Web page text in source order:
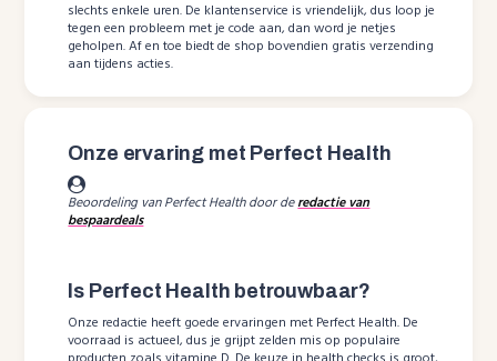
slechts enkele uren. De klantenservice is vriendelijk, dus loop je
tegen een probleem met je code aan, dan word je netjes
geholpen. Af en toe biedt de shop bovendien gratis verzending
aan tijdens acties.
Onze ervaring met Perfect Health
Beoordeling van Perfect Health door deredactie van
bespaardeals
Is Perfect Health betrouwbaar?
Onze redactie heeft goede ervaringen met Perfect Health. De
voorraad is actueel, dus je grijpt zelden mis op populaire